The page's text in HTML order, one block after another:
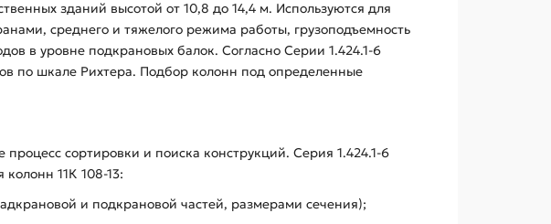
зданий высотой от 10,8 до 14,4 м. Используются для
среднего и тяжелого режима работы, грузоподъемность
в уровне подкрановых балок. Согласно Серии 1.424.1-6
по шкале Рихтера. Подбор колонн под определенные
сортировки и поиска конструкций. Серия 1.424.1-6
11К 108-13:
и подкрановой частей, размерами сечения);